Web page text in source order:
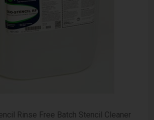
Rinse Free Batch Stencil Cleaner